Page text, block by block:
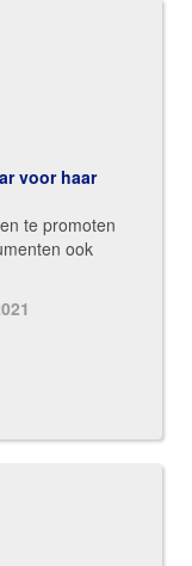
voor haar
te promoten
ook